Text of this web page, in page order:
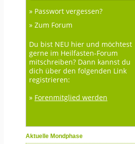
» Passwort vergessen?
» Zum Forum
Du bist NEU hier und möchtest
gerne im Heilfasten-Forum
mitschreiben? Dann kannst du
dich über den folgenden Link
registrieren:
» Forenmitglied werden
Aktuelle Mondphase